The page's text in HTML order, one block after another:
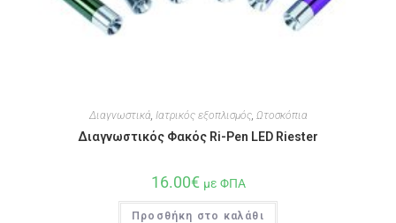
Διαγνωστικά Ιατρικός εξοπλισμός, Ωτοσκόπια
Διαγνωστικός Φακός Ri-Pen LED Riester
16.00€ με ΦΠΑ
Προσθήκη στο καλάθι